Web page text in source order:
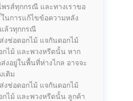
พรส์ทุกกรณี และทางเราขอ
นการแก้ไขข้อความหลัง
ล้วทุกกรณี
งช่อดอกไม้ แจกันดอกไม้
กไม้ และพวงหรีดนั้น หาก
งอยู่ในพื้นที่ห่างไกล อาจจะ
เติม
งช่อดอกไม้ แจกันดอกไม้
กไม้ และพวงหรีดนั้น ลูกค้า